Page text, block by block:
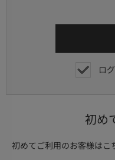
ロ
初め
初めてご利用のお客様はこ